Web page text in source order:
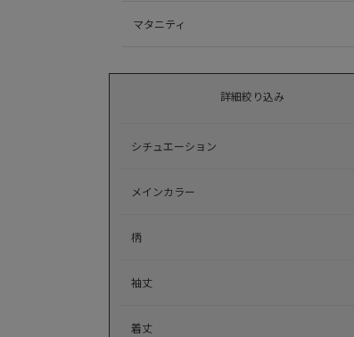
マタニティ
詳細絞り込み
シチュエーション
メインカラー
柄
袖丈
着丈